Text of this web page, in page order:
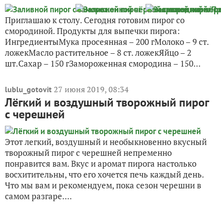
Приглашаю к столу. Сегодня готовим пирог со
смородиной. Продукты для выпечки пирога:
ИнгредиентыМука просеянная – 200 гМолоко – 9 ст.
ложекМасло растительное – 8 ст. ложекЯйцо – 2
шт.Сахар – 150 гЗамороженная смородина – 150...
lublu_gotovit 27 июня 2019, 08:34
Лёгкий и воздушный творожный пирог
с черешней
Этот легкий, воздушный и необыкновенно вкусный
творожный пирог с черешней непременно
понравится вам. Вкус и аромат пирога настолько
восхитительны, что его хочется печь каждый день.
Что мы вам и рекомендуем, пока сезон черешни в
самом разгаре....